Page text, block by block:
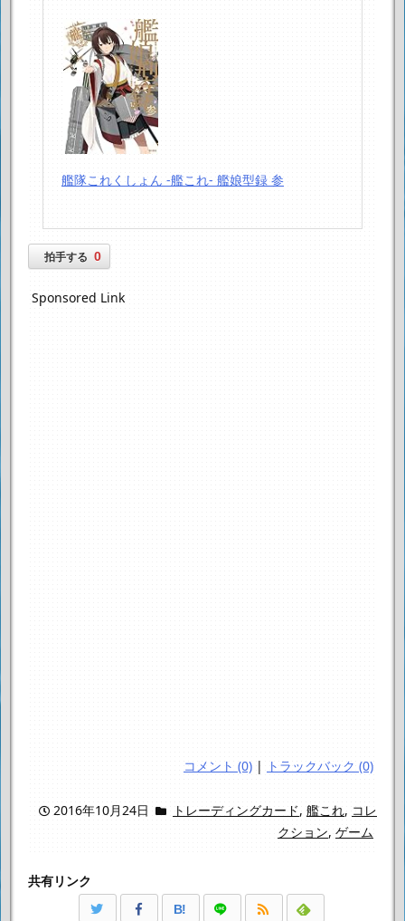
艦隊これくしょん -艦これ- 艦娘型録 参
拍手する 0
Sponsored Link
コメント (0) | トラックバック (0)
2016年10月24日 トレーディングカード, 艦これ, コレ
クション, ゲーム
共有リンク
B!